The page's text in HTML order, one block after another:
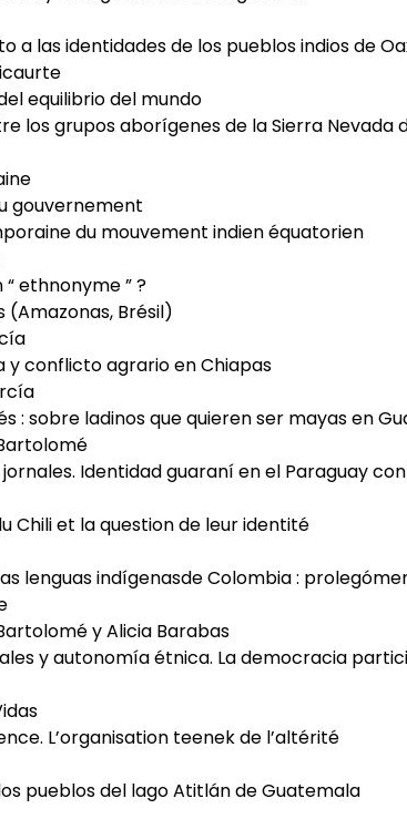
a las identidades de los pueblos indios de
equilibrio del mundo
los grupos aborígenes de la Sierra Nevada
gouvernement
du mouvement indien équatorien
“ ethnonyme ” ?
(Amazonas, Brésil)
y conflicto agrario en Chiapas
: sobre ladinos que quieren ser mayas en
Identidad guaraní en el Paraguay
Chili et la question de leur identité
lenguas indígenasde Colombia :
y Alicia Barabas
y autonomía étnica. La democracia
L’organisation teenek de l’altérité
pueblos del lago Atitlán de Guatemala